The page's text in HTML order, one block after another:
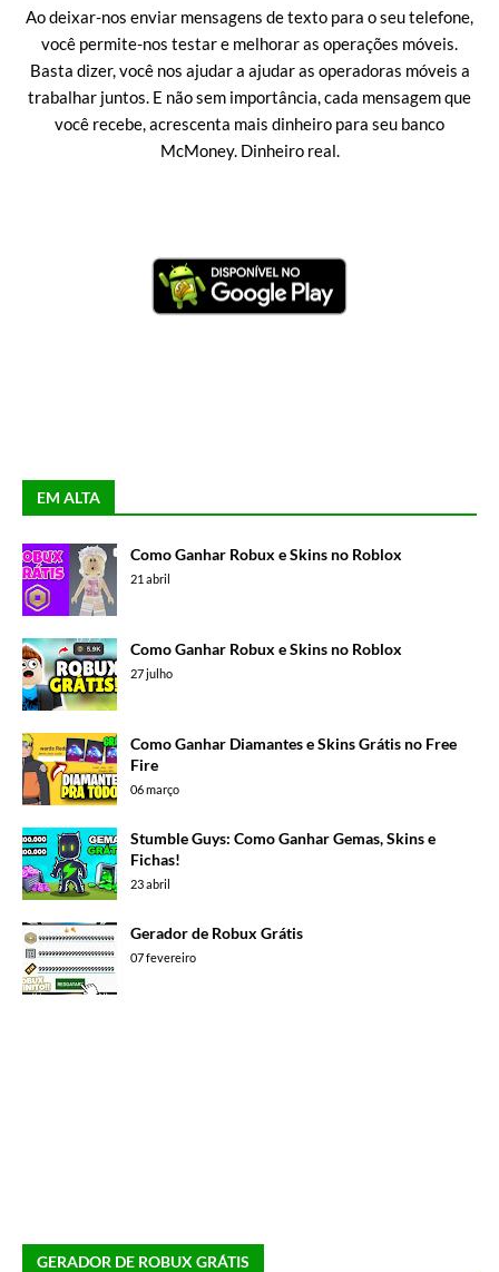
Ao deixar-nos enviar mensagens de texto para o seu telefone,
você permite-nos testar e melhorar as operações móveis.
Basta dizer, você nos ajudar a ajudar as operadoras móveis a
trabalhar juntos. E não sem importância, cada mensagem que
você recebe, acrescenta mais dinheiro para seu banco
McMoney. Dinheiro real.
EM ALTA
Como Ganhar Robux e Skins no Roblox
21 abril
Como Ganhar Robux e Skins no Roblox
27 julho
Como Ganhar Diamantes e Skins Grátis no Free
Fire
06 março
Stumble Guys: Como Ganhar Gemas, Skins e
Fichas!
23 abril
Gerador de Robux Grátis
07 fevereiro
GERADOR DE ROBUX GRÁTIS